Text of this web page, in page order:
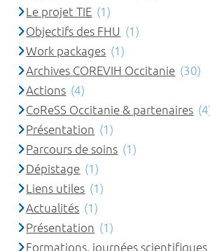
Le projet TIE (1)
Objectifs des FHU (1)
Work packages (1)
Archives COREVIH Occitanie (30)
Actions (4)
CoReSS Occitanie & partenaires
Présentation (1)
Parcours de soins (1)
Dépistage (1)
Liens utiles (1)
Actualités (1)
Présentation (1)
Formations, journées